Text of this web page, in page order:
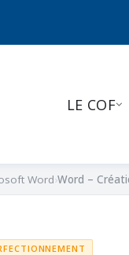
LE COF
Word Word –